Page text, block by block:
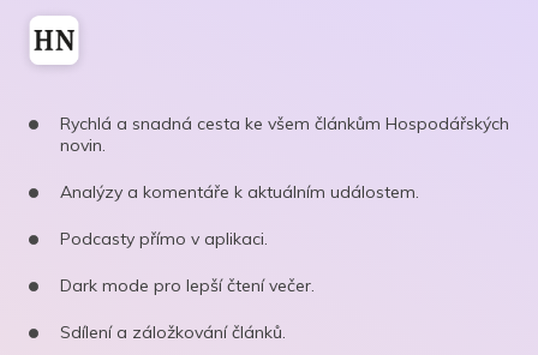
Rychlá a snadná cesta ke všem článkům Hospodářských
novin.
Analýzy a komentáře k aktuálním událostem.
Podcasty přímo v aplikaci.
Dark mode pro lepší čtení večer.
Sdílení a záložkování článků.